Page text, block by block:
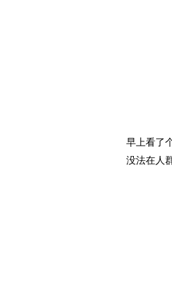
早上看了
没法在人